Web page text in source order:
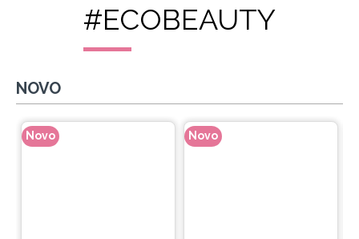
#ECOBEAUTY
NOVO
Novo Novo